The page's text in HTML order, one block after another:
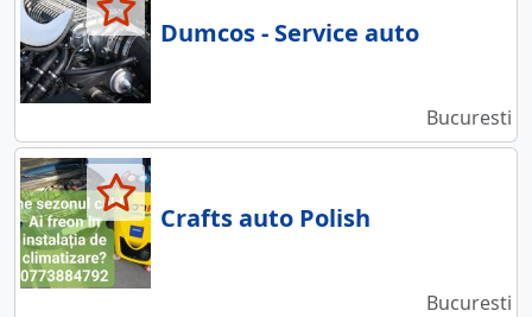
Dumcos - Service auto
Bucuresti
Crafts auto Polish
Bucuresti